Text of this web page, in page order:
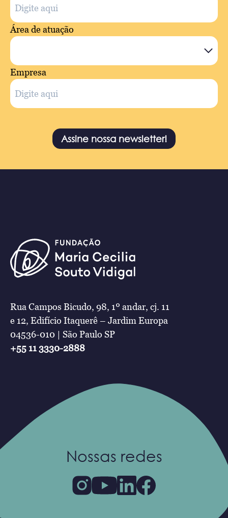
Área de atuação
Empresa
Assine nossa newsletter!
Rua Campos Bicudo, 98, 1º andar, cj. 11
e 12, Edifício Itaquerê – Jardim Europa
04536-010 | São Paulo SP
+55 11 3330-2888
Nossas redes